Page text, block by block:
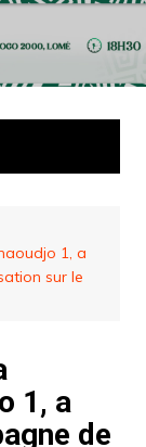
1, a
sur le
1, a
de